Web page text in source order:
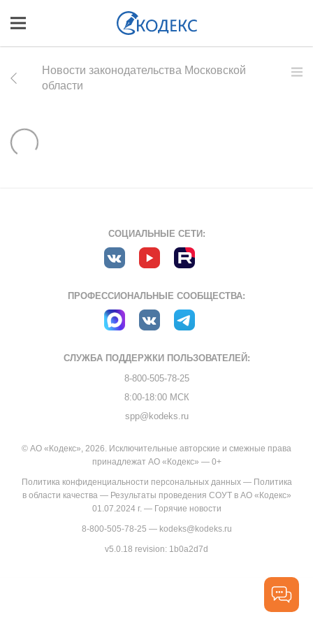
Новости законодательства Московской
области
СОЦИАЛЬНЫЕ СЕТИ:
ПРОФЕССИОНАЛЬНЫЕ СООБЩЕСТВА:
СЛУЖБА ПОДДЕРЖКИ ПОЛЬЗОВАТЕЛЕЙ:
8-800-505-78-25
8:00-18:00 МСК
spp@kodeks.ru
© АО «Кодекс», 2026. Исключительные авторские и смежные права
принадлежат АО «Кодекс» — 0+
Политика конфиденциальности персональных данных— Политика
в области качества— Результаты проведения СОУТ в АО «Кодекс»
01.07.2024 г.— Горячие новости
8-800-505-78-25 — kodeks@kodeks.ru
v5.0.18 revision: 1b0a2d7d